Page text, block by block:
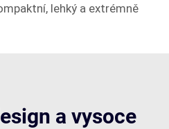
lehký a extrémně
a vysoce